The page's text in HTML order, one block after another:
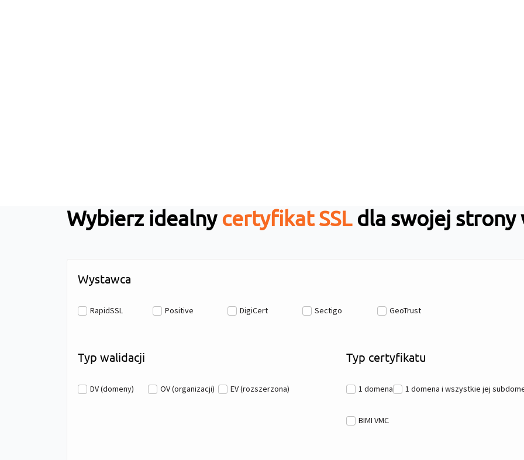
Wybierz idealnycertyfikat SSLdla swojej strony
Wystawca
RapidSSL Positive DigiCert Sectigo GeoTrust
Typ walidacji
DV (domeny) OV (organizacji) EV (rozszerzona)
Typ certyfikatu
1 domena 1 domena i wszystkie jej
BIMI VMC